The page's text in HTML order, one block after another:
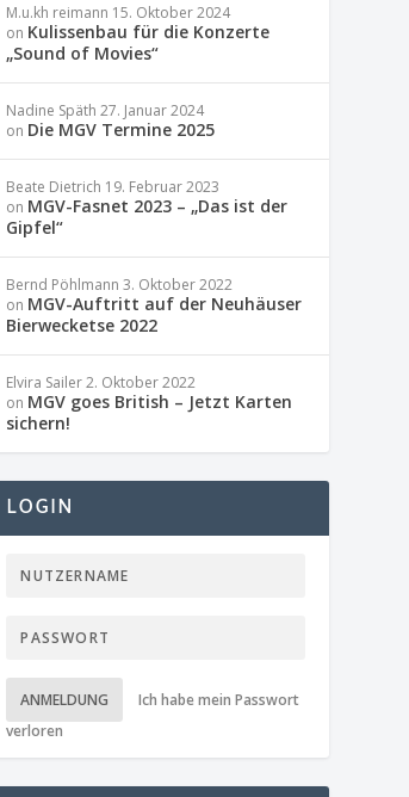
M.u.kh reimann 15. Oktober 2024
on Kulissenbau für die Konzerte
„Sound of Movies“
Nadine Späth 27. Januar 2024
on Die MGV Termine 2025
Beate Dietrich 19. Februar 2023
on MGV-Fasnet 2023 – „Das ist der
Gipfel“
Bernd Pöhlmann 3. Oktober 2022
on MGV-Auftritt auf der Neuhäuser
Bierwecketse 2022
Elvira Sailer2. Oktober 2022
on MGV goes British – Jetzt Karten
sichern!
LOGIN
ANMELDUNG
Ich habe mein Passwort
verloren